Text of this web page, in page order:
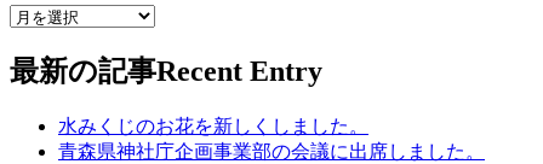
最新の記事Recent Entry
水みくじのお花を新しくしました。
青森県神社庁企画事業部の会議に出席しました。